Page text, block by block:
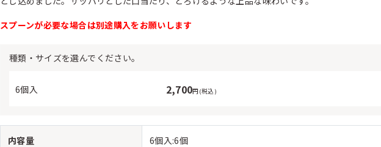
スプーンが必要な場合は別途購入をお願いします
種類・サイズを選んでください。
6個入 2,700円(税込)
内容量 6個入:6個